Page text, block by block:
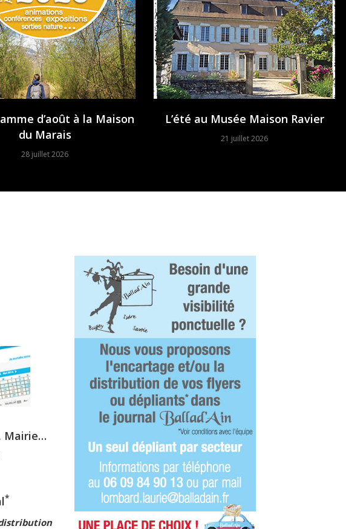
d’août à la Maison
du Marais
28 juillet 2026
L’été au Musée Maison Ravier
21 juillet 2026
Mairie…
*